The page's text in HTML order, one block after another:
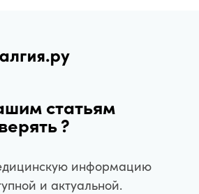
статьям
?
информацию
и актуальной.